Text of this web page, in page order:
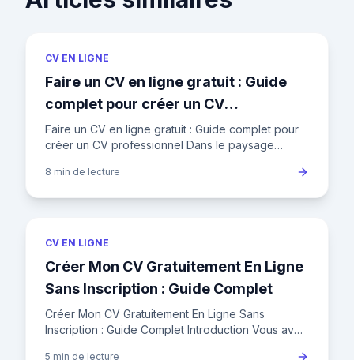
CV EN LIGNE
Faire un CV en ligne gratuit : Guide
complet pour créer un CV
professionnel
Faire un CV en ligne gratuit : Guide complet pour
créer un CV professionnel Dans le paysage
recruteur ne consacre en
8 min de lecture
CV EN LIGNE
Créer Mon CV Gratuitement En Ligne
Sans Inscription : Guide Complet
Créer Mon CV Gratuitement En Ligne Sans
Inscription : Guide Complet Introduction Vous avez
5 min de lecture